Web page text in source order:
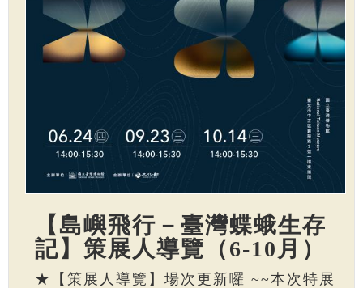
【島嶼飛行－臺灣蝶蛾生存
記】策展人導覽（6-10月）
★【策展人導覽】場次更新囉 ~~本次特展